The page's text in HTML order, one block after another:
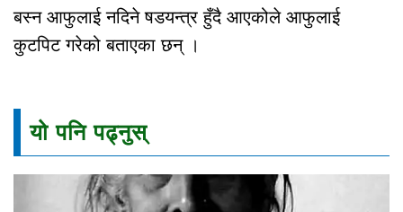
बस्न आफुलाई नदिने षडयन्त्र हुँदै आएकोले आफुलाई
कुटपिट गरेको बताएका छन् ।
यो पनि पढ्नुस्